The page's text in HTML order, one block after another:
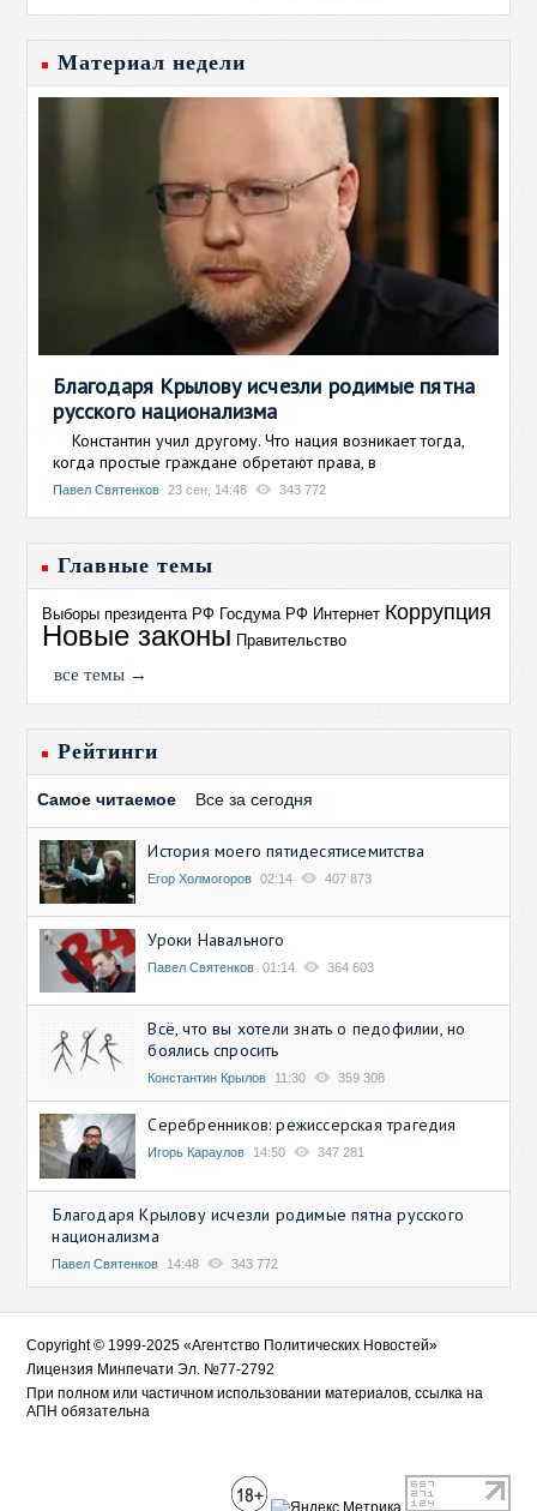
Материал недели
Благодаря Крылову исчезли родимые пятна
русского национализма
Константин учил другому. Что нация возникает тогда,
когда простые граждане обретают права, в
Павел Святенков 23 сен, 14:48 343 772
Главные темы
Выборы президента РФ Госдума РФ Интернет Коррупция
Новые законы Правительство
все темы →
Рейтинги
Самое читаемое Все за сегодня
История моего пятидесятисемитства
Егор Холмогоров 02:14 407 873
Уроки Навального
Павел Святенков 01:14 364 603
Всё, что вы хотели знать о педофилии, но
боялись спросить
Константин Крылов 11:30 359 308
Серебренников: режиссерская трагедия
Игорь Караулов 14:50 347 281
Благодаря Крылову исчезли родимые пятна русского
национализма
Павел Святенков 14:48 343 772
Copyright © 1999-2025 «Агентство Политических Новостей»
Лицензия Минпечати Эл. №77-2792
При полном или частичном использовании материалов, ссылка на
АПН обязательна